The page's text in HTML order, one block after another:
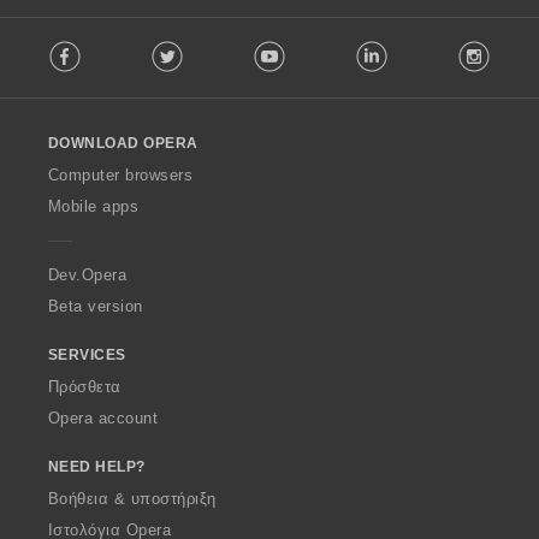
o
w
O
p
a
Facebook Twitter Youtube LinkedIn
DOWNLOAD OPERA
Computer browsers
Mobile apps
Dev.Opera
Beta version
SERVICES
Πρόσθετα
Opera account
NEED HELP?
Βοήθεια & υποστήριξη
Ιστολόγια Opera